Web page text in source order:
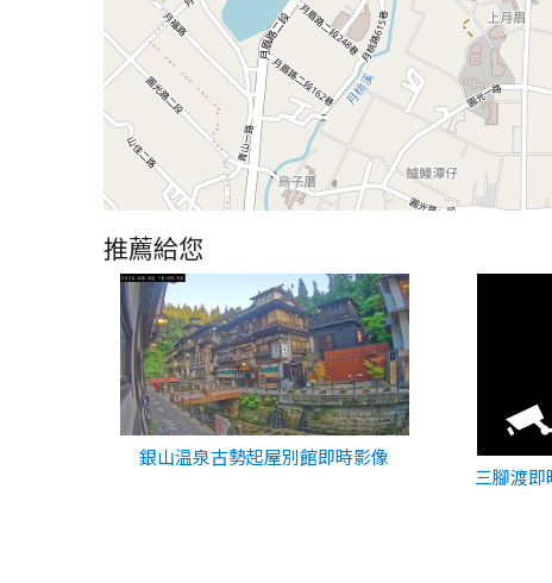
推薦給您
銀山温泉古勢起屋別館即時影像
三腳渡